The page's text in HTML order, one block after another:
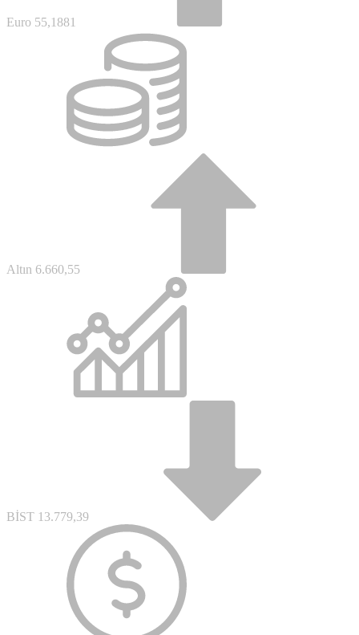
Altın 6.660,55
BİST 13.779,39
Dolar 47,7111